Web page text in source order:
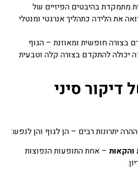
וריכוז, היפר אקטיביות, מתחים
וחרדות, בעיות פוסט
אחרות בעיקר.
מתמקדת בהיבטים הפיזיים של
את הלידה כתהליך אנרגטי ומנטלי
בצורה חופשית ומאוזנת – הגוף
יכולה להתקדם בצורה קלה וטבעית
דיקור סיני
יתרונות רבים – הן לגוף והן לנפש:
והקאות – אחת התופעות הנפוצות